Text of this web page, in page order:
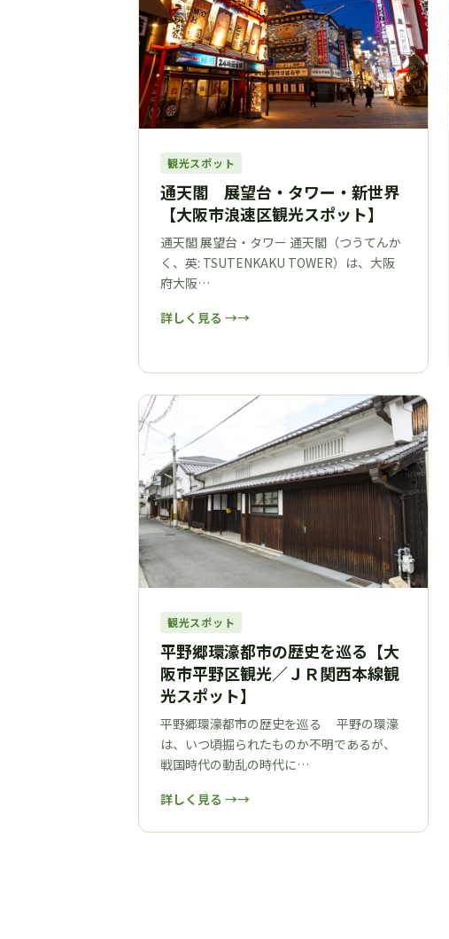
観光スポット
通天閣 展望台・タワー・新世界
【大阪市浪速区観光スポット】
通天閣 展望台・タワー 通天閣（つうてんか
く、英: TSUTENKAKU TOWER）は、大阪
府大阪…
詳しく見る →
観光スポット
平野郷環濠都市の歴史を巡る【大
阪市平野区観光／ＪＲ関西本線観
光スポット】
平野郷環濠都市の歴史を巡る 平野の環濠
は、いつ頃掘られたものか不明であるが、
戦国時代の動乱の時代に…
詳しく見る →